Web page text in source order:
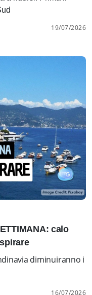
19/07/2026
calo
diminuiranno i
16/07/2026